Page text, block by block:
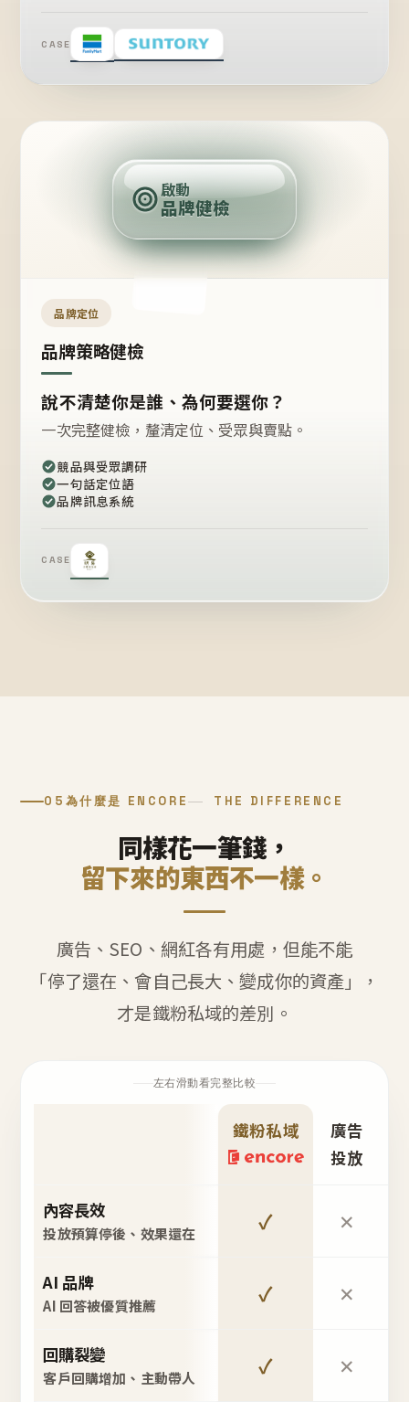
CASE
定
位
點
啟動
品牌健檢
品牌定位
品牌策略健檢
說不清楚你是誰、為何要選你？
一次完整健檢，釐清定位、受眾與賣點。
競品與受眾調研
一句話定位語
品牌訊息系統
CASE
05 為什麼是 ENCORE THE DIFFERENCE
同樣花一筆錢，
留下來的東西不一樣。
廣告、SEO、網紅各有用處，但能不能
「停了還在、會自己長大、變成你的資產」，
才是鐵粉私域的差別。
左右滑動看完整比較
鐵粉私域
廣告
投放
內容長效
投放預算停後、效果還在 ✓ ✕
AI 品牌
AI 回答被優質推薦 ✓ ✕
回購裂變
客戶回購增加、主動帶人 ✓ ✕